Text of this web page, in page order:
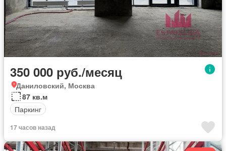
350 000 руб./месяц
Даниловский, Москва
87 кв.м
Паркинг
17 часов назад